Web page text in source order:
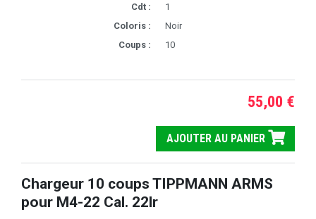
Cdt :
1
Coloris :
Noir
Coups :
10
55,00 €
AJOUTER AU PANIER
Chargeur 10 coups TIPPMANN ARMS
pour M4-22 Cal. 22lr